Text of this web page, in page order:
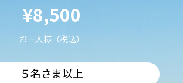
¥8,500
お一人様（税込）
５名さま以上